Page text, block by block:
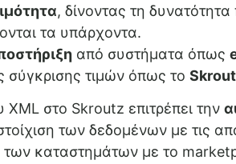
, δίνοντας τη
τα υπάρχοντα.
από συστήματα όπως
σύγκρισης τιμών όπως το
στο Skroutz επιτρέπει την
των δεδομένων με τις
καταστημάτων με το